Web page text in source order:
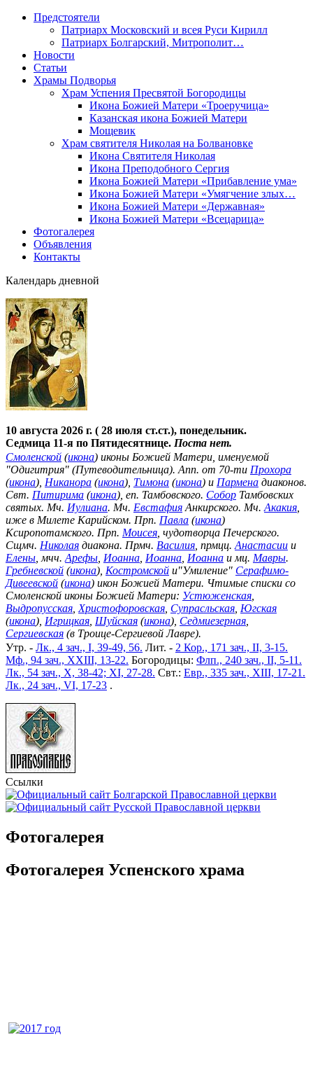
Предстоятели
Патриарх Московский и всея Руси Кирилл
Патриарх Болгарский, Митрополит…
Новости
Статьи
Храмы Подворья
Храм Успения Пресвятой Богородицы
Икона Божией Матери «Троеручица»
Казанская икона Божией Матери
Мощевик
Храм святителя Николая на Болвановке
Икона Святителя Николая
Икона Преподобного Сергия
Икона Божией Матери «Прибавление ума»
Икона Божией Матери «Умягчение злых…
Икона Божией Матери «Державная»
Икона Божией Матери «Всецарица»
Фотогалерея
Объявления
Контакты
Календарь дневной
10 августа 2026 г. ( 28 июля ст.ст.), понедельник.
Седмица 11-я по Пятидесятнице. Поста нет.
Смоленской (икона) иконы Божией Матери, именуемой
"Одигитрия" (Путеводительница). Апп. от 70-ти Прохора
(икона), Никанора (икона), Тимона (икона) и Пармена диаконов.
Свт. Питирима (икона), еп. Тамбовского. Собор Тамбовских
святых. Мч. Иулиана. Мч. Евстафия Анкирского. Мч. Акакия
иже в Милете Карийском. Прп. Павла (икона)
Ксиропотамского. Прп. Моисея , чудотворца Печерского.
Сщмч. Николая диакона. Прмч. Василия , прмцц. Анастасии и
Елены , мчч. Арефы Иоанна Иоанна Иоанна и мц. Мавры.
Гребневской (икона), Костромской и"Умиление" Серафимо-
Дивеевской (икона) икон Божией Матери. Чтимые списки со
Смоленской иконы Божией Матери: Устюженская
Выдропусская Христофоровская Супрасльская Югская
(икона), Игрицкая Шуйская (икона), Седмиезерная
Сергиевская (в Троице-Сергиевой Лавре).
Утр. - Лк., 4 зач., I, 39-49, 56. Лит. - 2 Кор., 171 зач., II, 3-15.
Мф., 94 зач., XXIII, 13-22. Богородицы: Флп., 240 зач., II, 5-11.
Лк., 54 зач., X, 38-42; XI, 27-28. Свт.: Евр., 335 зач., XIII, 17-21.
Лк., 24 зач., VI, 17-23 .
Ссылки
Фотогалерея
Фотогалерея Успенского храма